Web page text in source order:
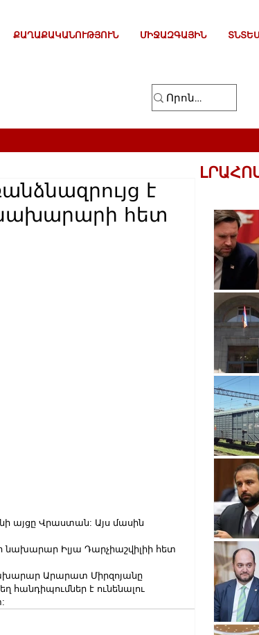
ՔԱՂԱՔԱԿԱՆՈՒԹՅՈՒՆ ՄԻՋԱԶԳԱՅԻՆ
է
հետ
այցը Վրաստան: Այս մասին
նախարար Իլյա Դարչիաշվիլիի հետ
նախարար Արարատ Միրզոյանը
հանդիպումներ է ունենալու